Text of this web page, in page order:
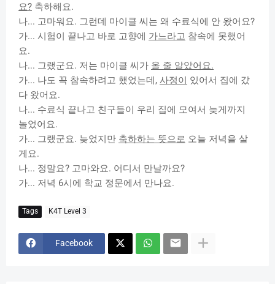
요? 축하해요.
나... 고마워요. 그런데 마이클 씨는 왜 수료식에 안 왔어요?
가... 시험이 끝나고 바로 고향에 가느라고 참속에 못했어
요.
나... 그랬군요. 저는 마이클 씨가 올 줄 알았어요.
가... 나도 꼭 참속하려고 했었는데, 사정이 있어서 집에 갔
다 왔어요.
나... 수료식 끝나고 친구들이 우리 집에 모여서 늦게까지
놀었어요.
가... 그랬군요. 늦었지만 축하하는 뜻으로 오늘 저녁을 살
게요.
나... 정말요? 고마와요. 어디서 만날까요?
가... 저녁 6시에 학교 정문에서 만나요.
Tags K4T Level 3
Facebook